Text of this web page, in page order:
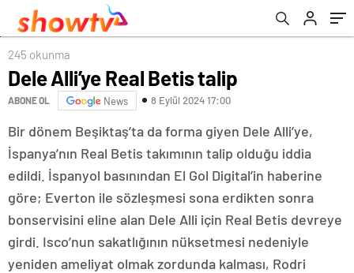
245 okunma
Dele Alli’ye Real Betis talip
ABONE OL News 8 Eylül 2024 17:00
Bir dönem Beşiktaş’ta da forma giyen Dele Alli’ye,
İspanya’nın Real Betis takımının talip olduğu iddia
edildi. İspanyol basınından El Gol Digital’in haberine
göre; Everton ile sözleşmesi sona erdikten sonra
bonservisini eline alan Dele Alli için Real Betis devreye
girdi. Isco’nun sakatlığının nüksetmesi nedeniyle
yeniden ameliyat olmak zordunda kalması, Rodri